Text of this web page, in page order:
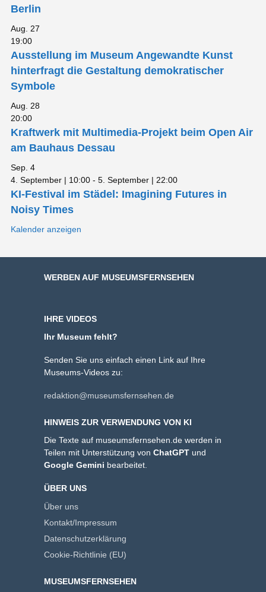
Berlin
Aug. 27
19:00
Ausstellung im Museum Angewandte Kunst
hinterfragt die Gestaltung demokratischer
Symbole
Aug. 28
20:00
Kraftwerk mit Multimedia-Projekt beim Open Air
am Bauhaus Dessau
Sep. 4
4. September | 10:00 - 5. September | 22:00
KI-Festival im Städel: Imagining Futures in
Noisy Times
Kalender anzeigen
WERBEN AUF MUSEUMSFERNSEHEN
IHRE VIDEOS
Ihr Museum fehlt?
Senden Sie uns einfach einen Link auf Ihre
Museums-Videos zu:
redaktion@museumsfernsehen.de
HINWEIS ZUR VERWENDUNG VON KI
Die Texte auf museumsfernsehen.de werden in
Teilen mit Unterstützung von ChatGPT und
Google Gemini bearbeitet.
ÜBER UNS
Über uns
Kontakt/Impressum
Datenschutzerklärung
Cookie-Richtlinie (EU)
MUSEUMSFERNSEHEN